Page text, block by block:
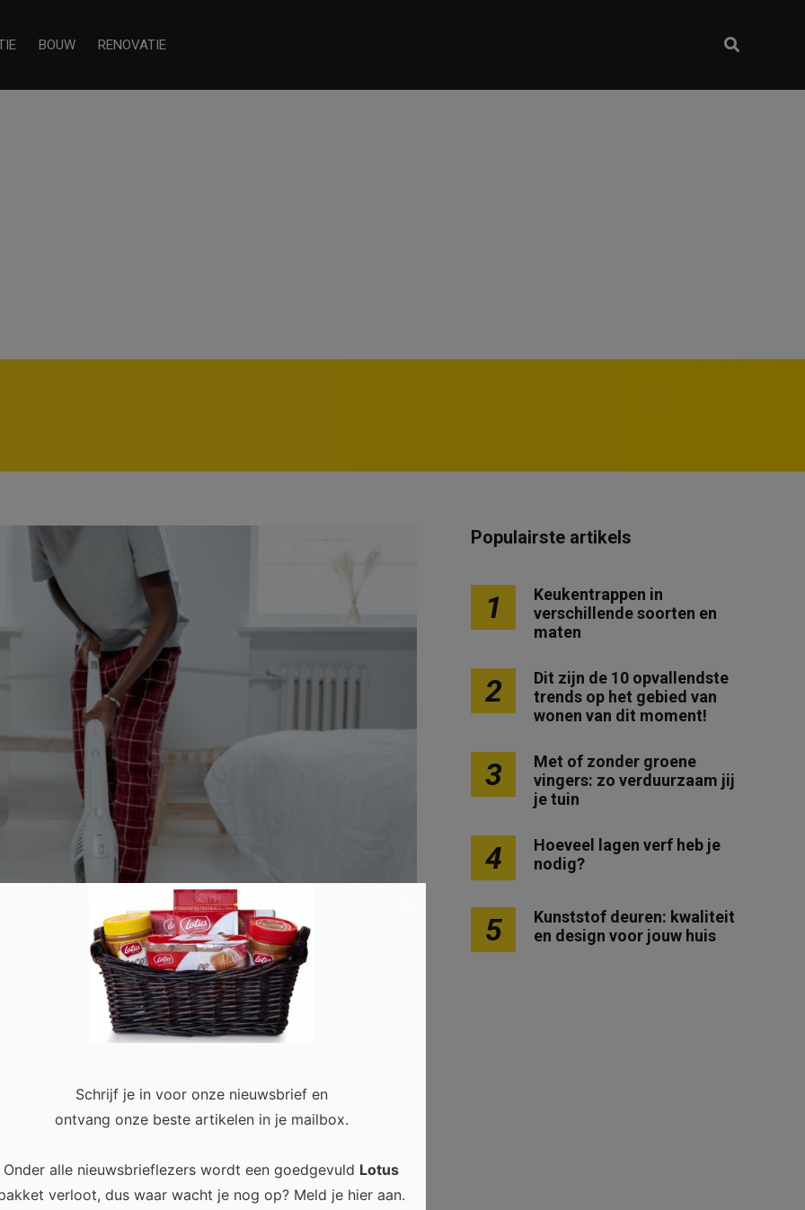
BOUW RENOVATIE
in huis 0
het moet wel gebeuren. Niemand wil in een verwaarloosd en
Afhankelijk van het aantal mensen dat in een huis woont,
Populairste artikels
1
Keukentrappen in
verschillende soorten en
maten
2
Dit zijn de 10 opvallendste
trends op het gebied van
wonen van dit moment!
3
Met of zonder groene
vingers: zo verduurzaam jij
je tuin
4
Hoeveel lagen verf heb je
nodig?
5
Kunststof deuren: kwaliteit
en design voor jouw huis
Schrijf je in voor onze nieuwsbrief en
ontvang onze beste artikelen in je mailbox.
Onder alle nieuwsbrieflezers wordt een goedgevuld Lotus
verloot, dus waar wacht je nog op? Meld je hier aan.